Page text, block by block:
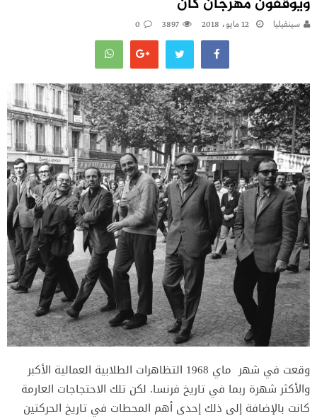
سينفيليا 12 مايو، 2018 3897
0
وقعت في شهر ماي 1968 التظاهرات الطلابية العمالية الأكبر
والأكثر شهرة ربما في تاريخ فرنسا. لكن تلك الاحتجاجات العارمة
كانت بالإضافة إلى ذلك إحدى أهم المحطات في تاريخ الحركتين